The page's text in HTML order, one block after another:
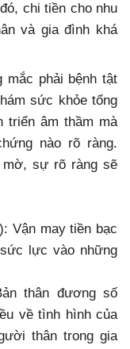
chi tiền cho nhu
và gia đình khá
mắc phải bệnh tật
sức khỏe tổng
triển âm thầm mà
nào rõ ràng.
mờ, sự rõ ràng sẽ
Vận may tiền bạc
lực vào những
thân đương số
về tình hình của
thân trong gia